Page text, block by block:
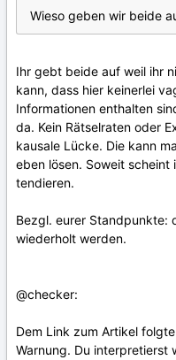
Wieso geben wir beide
Ihr gebt beide auf weil ihr
kann, dass hier keinerlei
Informationen enthalten
da. Kein Rätselraten oder
kausale Lücke. Die kann
eben lösen. Soweit scheint
tendieren.
Bezgl. eurer Standpunkte:
wiederholt werden.
@checker:
Dem Link zum Artikel
Warnung. Du interpretierst